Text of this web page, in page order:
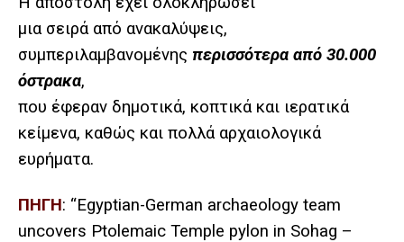
μια σειρά από ανακαλύψεις,
συμπεριλαμβανομένης περισσότερα από 30.000
όστρακα,
που έφεραν δημοτικά, κοπτικά και ιερατικά
κείμενα, καθώς και πολλά αρχαιολογικά
ευρήματα.
ΠΗΓΗ: “Egyptian-German archaeology team
uncovers Ptolemaic Temple pylon in Sohag –